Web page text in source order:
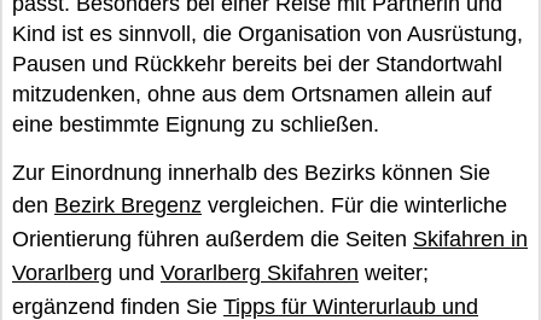
Kind ist es sinnvoll, die Organisation von Ausrüstung,
Pausen und Rückkehr bereits bei der Standortwahl
mitzudenken, ohne aus dem Ortsnamen allein auf
eine bestimmte Eignung zu schließen.
Zur Einordnung innerhalb des Bezirks können Sie
den Bezirk Bregenz vergleichen. Für die winterliche
Orientierung führen außerdem die Seiten Skifahren in
Vorarlberg und Vorarlberg Skifahren weiter;
ergänzend finden Sie Tipps für Winterurlaub und